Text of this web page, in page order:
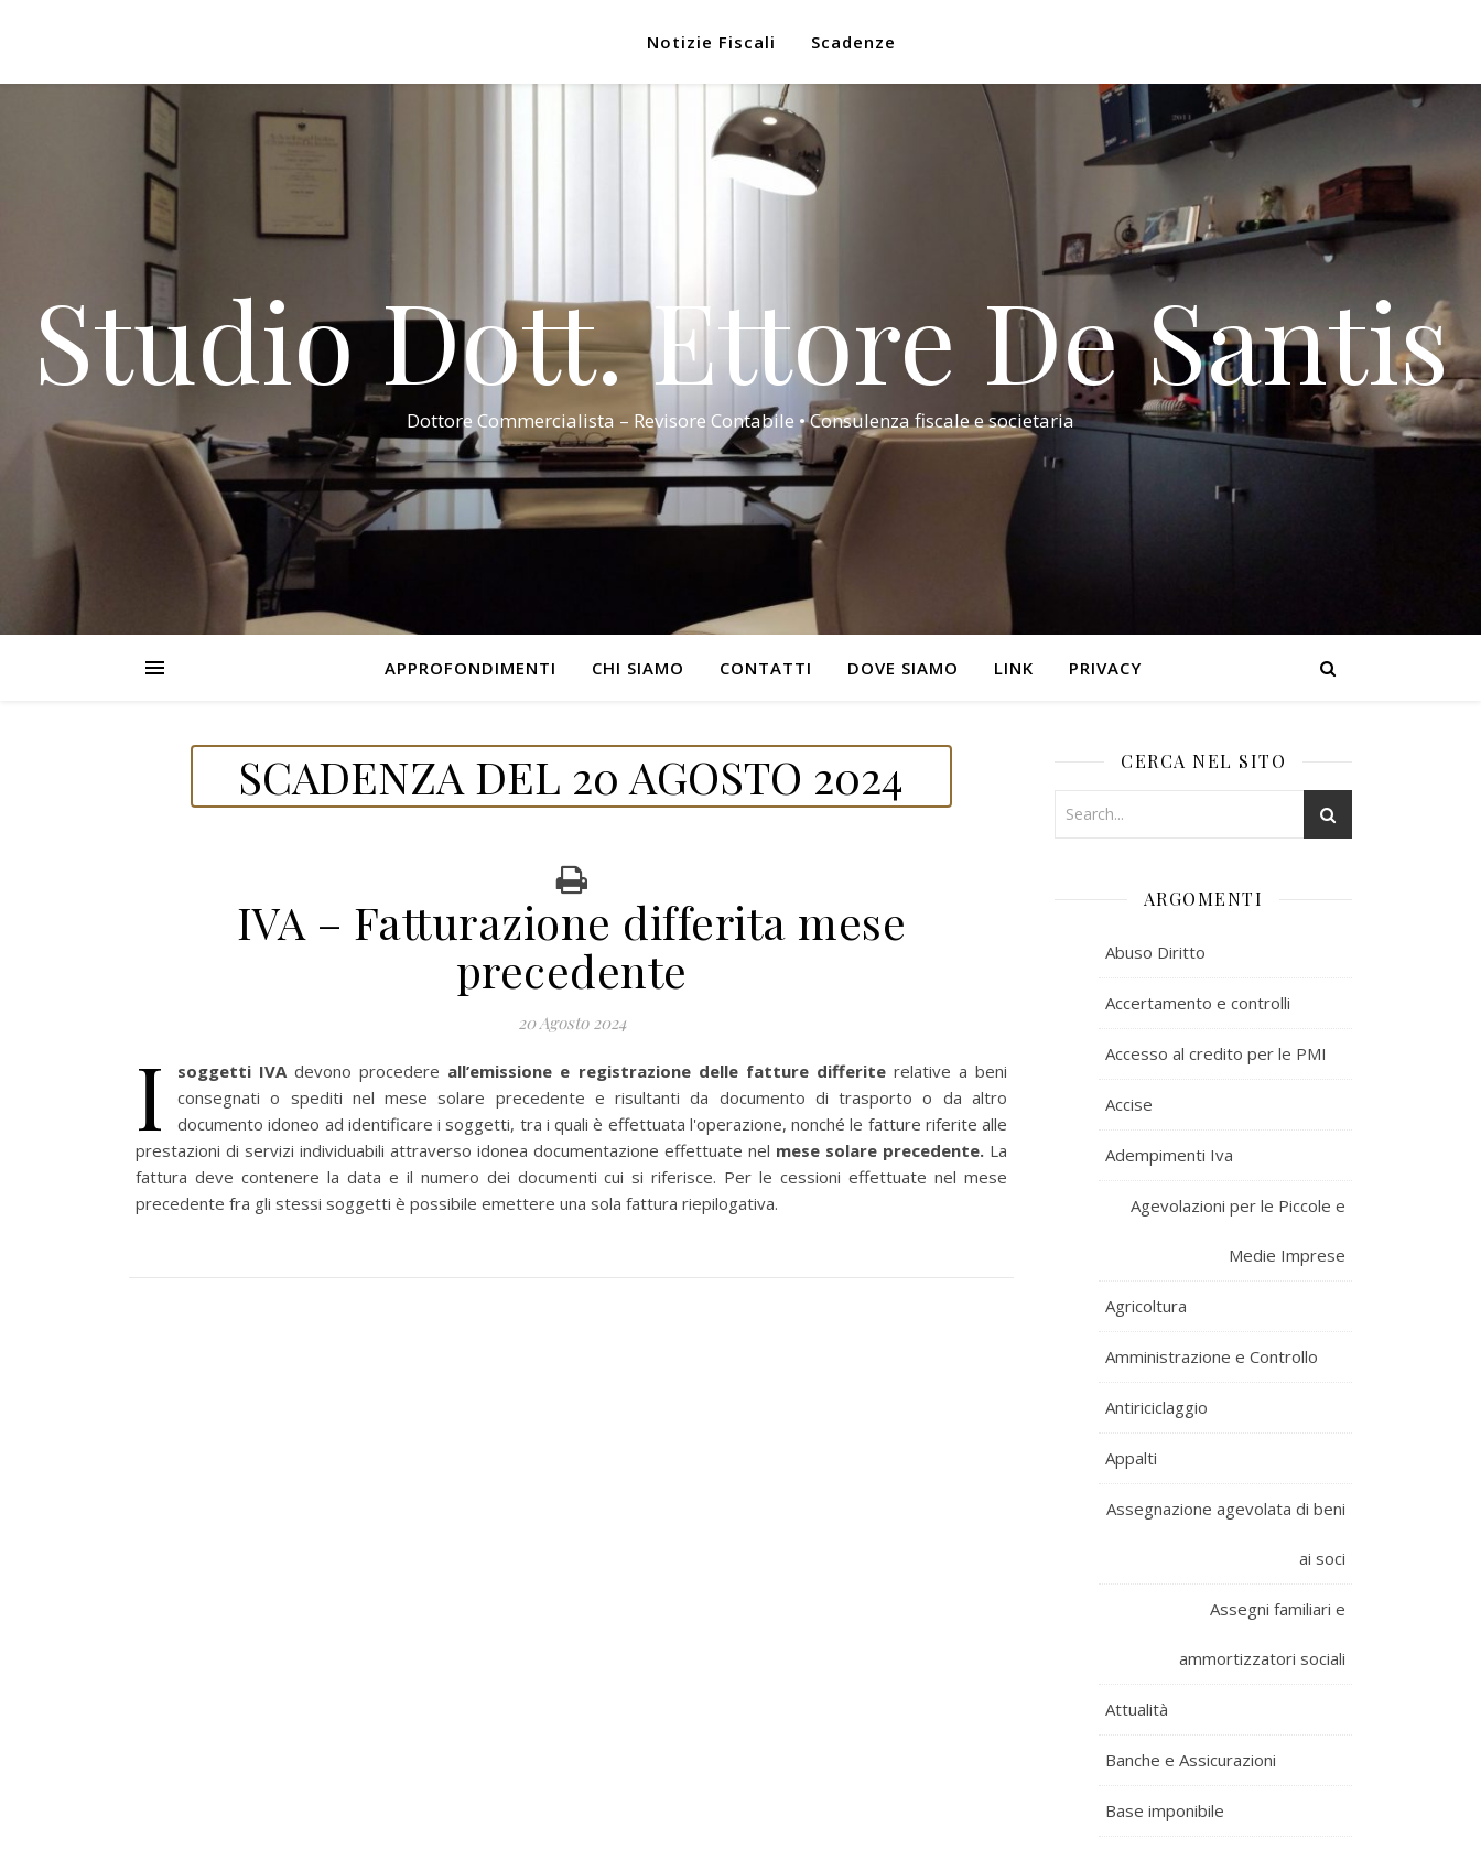
Notizie Fiscali Scadenze
Studio Dott. Ettore De Santis
Dottore Commercialista – Revisore Contabile • Consulenza fiscale e societaria
APPROFONDIMENTI CHI SIAMO CONTATTI DOVE SIAMO LINK PRIVACY
SCADENZA DEL 20 AGOSTO 2024
IVA – Fatturazione differita mese
precedente
20 Agosto 2024
I soggetti IVAdevono procedere all’emissione e registrazione delle fatture differiterelative a beni
consegnati o spediti nel mese solare precedente e risultanti da documento di trasporto o da altro
documento idoneo ad identificare i soggetti, tra i quali è effettuata l'operazione, nonché le fatture riferite alle
prestazioni di servizi individuabili attraverso idonea documentazione effettuate nel mese solare precedente. La
fattura deve contenere la data e il numero dei documenti cui si riferisce. Per le cessioni effettuate nel mese
precedente fra gli stessi soggetti è possibile emettere una sola fattura riepilogativa.
CERCA NEL SITO
ARGOMENTI
Abuso Diritto
Accertamento e controlli
Accesso al credito per le PMI
Accise
Adempimenti Iva
Agevolazioni per le Piccole e
Medie Imprese
Agricoltura
Amministrazione e Controllo
Antiriciclaggio
Appalti
Assegnazione agevolata di beni
ai soci
Assegni familiari e
ammortizzatori sociali
Attualità
Banche e Assicurazioni
Base imponibile